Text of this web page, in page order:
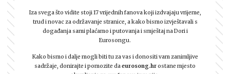
Iza svega što vidite stoji 17 vrijednih fanova koji izdvajaju vrijeme,
trud i novac za održavanje stranice, a kako bismo izvještavali s
događanja sami plaćamo i putovanja i smještaj na Dori i
Eurosongu.
Kako bismo i dalje mogli biti tu za vas i donositi vam zanimljive
sadržaje, donirajte i pomozite da eurosong.hrostane mjesto